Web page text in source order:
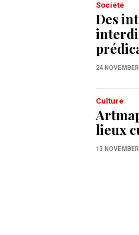
Société
Des
24
Culture
lieux
13